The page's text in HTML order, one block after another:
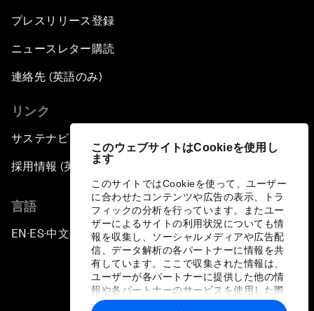
このウェブサイトはCookieを使用し
ます
このサイトではCookieを使って、ユーザー
に合わせたコンテンツや広告の表示、トラ
フィックの分析を行っています。またユー
ザーによるサイトの利用状況についても情
報を収集し、ソーシャルメディアや広告配
信、データ解析の各パートナーに情報を共
有しています。ここで収集された情報は、
ユーザーが各パートナーに提供した他の情
報や各パートナーのサービスを使用した際
に収集された情報と組み合わされ、各パー
プレスリリース登録
ニュースレター購読
連絡先 (英語のみ)
リンク
サステナビリティへの取り組み
採用情報 (英語のみ)
言語
EN ▪ES▪中文▪ 日本語